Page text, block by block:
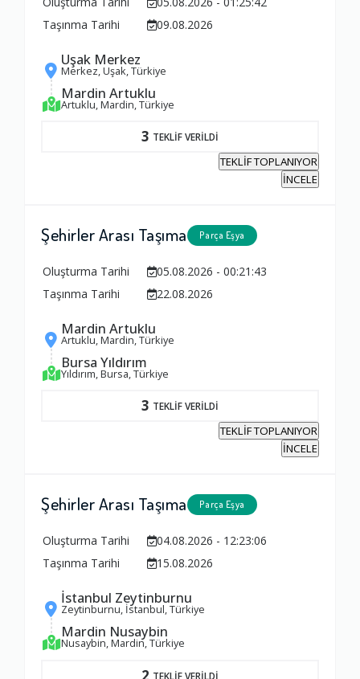
Taşınma Tarihi
09.08.2026
Uşak Merkez
Merkez, Uşak, Türkiye
Mardin Artuklu
Artuklu, Mardin, Türkiye
3 TEKLİF VERİLDİ
TEKLİF TOPLANIYOR
İNCELE
Şehirler Arası Taşıma Parça Eşya
Oluşturma Tarihi
05.08.2026 - 00:21:43
Taşınma Tarihi
22.08.2026
Mardin Artuklu
Artuklu, Mardin, Türkiye
Bursa Yıldırım
Yıldırım, Bursa, Türkiye
3 TEKLİF VERİLDİ
TEKLİF TOPLANIYOR
İNCELE
Şehirler Arası Taşıma Parça Eşya
Oluşturma Tarihi
04.08.2026 - 12:23:06
Taşınma Tarihi
15.08.2026
İstanbul Zeytinburnu
Zeytinburnu, İstanbul, Türkiye
Mardin Nusaybin
Nusaybin, Mardin, Türkiye
2 TEKLİF VERİLDİ